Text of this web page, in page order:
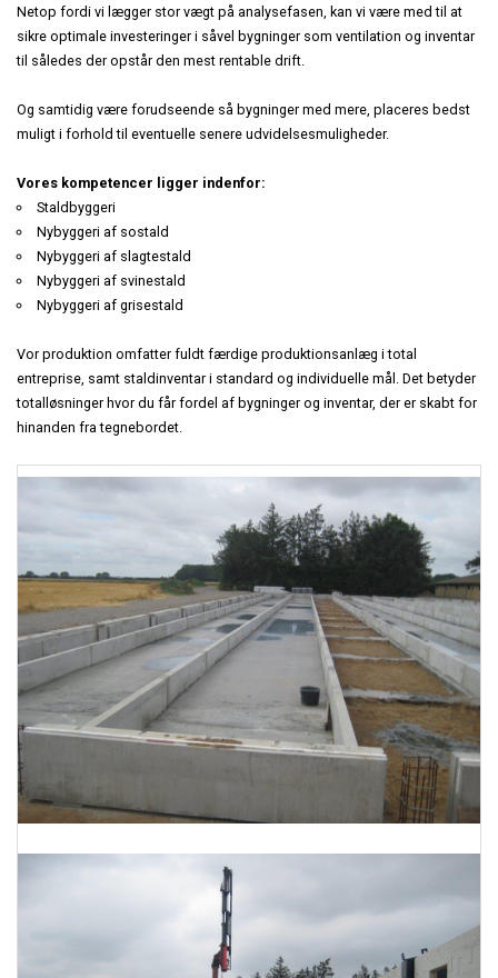
KATALOGER
TØRFODER
VÅDFODER
KOMPONENTER
DIVERSE
KONTAKT
Staldbyggeri
Toklimastald - Søren Hansen, Christiansfeld
Stald til økologiske slagtesvin
Præfabrikat
Indgangsparti
Staldinventar
Kornopbevaring
Præfabrikeret
Tilbehør
Erhvervsbyggeri
Erhvervsbyggeri
Kontor og lager - HPC VVS i Næstved
Combino Eventcars
Afsluttet byggeri i Aalborg
Netop fordi vi lægger stor vægt på analysefasen, kan vi være med til at
sikre optimale investeringer i såvel bygninger som ventilation og inventar
til således der opstår den mest rentable drift.
Og samtidig være forudseende så bygninger med mere, placeres bedst
muligt i forhold til eventuelle senere udvidelsesmuligheder.
Vores kompetencer ligger indenfor:
Staldbyggeri
Nybyggeri af sostald
Nybyggeri af slagtestald
Nybyggeri af svinestald
Nybyggeri af grisestald
Vor produktion omfatter fuldt færdige produktionsanlæg i total
entreprise, samt staldinventar i standard og individuelle mål. Det betyder
totalløsninger hvor du får fordel af bygninger og inventar, der er skabt for
hinanden fra tegnebordet.